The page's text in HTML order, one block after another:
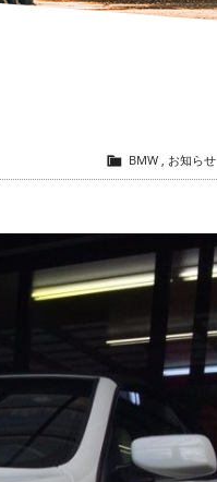
BMW, お知らせ